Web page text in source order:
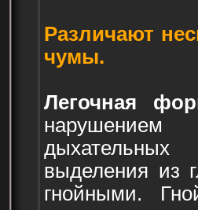
Различают
чумы.
Легочная
выделения из
гнойными.